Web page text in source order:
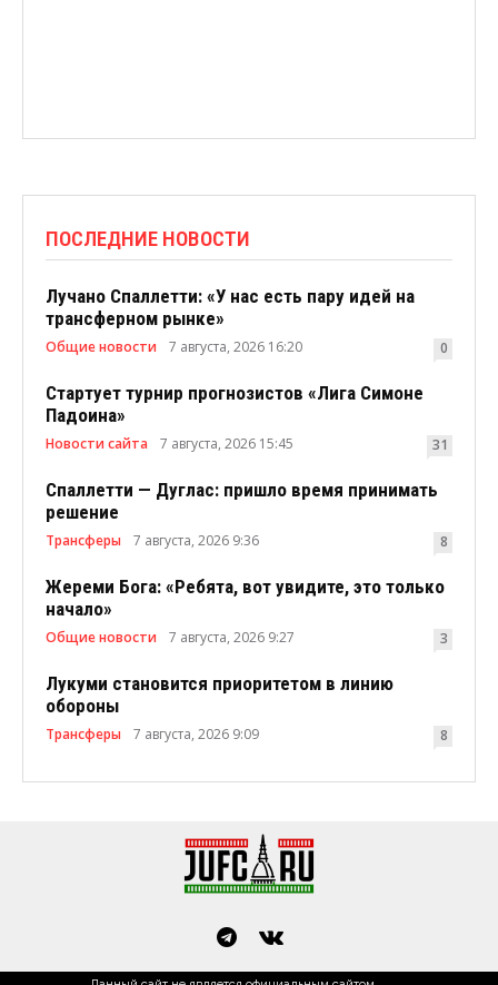
ПОСЛЕДНИЕ НОВОСТИ
Лучано Спаллетти: «У нас есть пару идей на
трансферном рынке»
Общие новости 7 августа, 2026 16:20 0
Стартует турнир прогнозистов «Лига Симоне
Падоина»
Новости сайта 7 августа, 2026 15:45 31
Спаллетти — Дуглас: пришло время принимать
решение
Трансферы 7 августа, 2026 9:36 8
Жереми Бога: «Ребята, вот увидите, это только
начало»
Общие новости 7 августа, 2026 9:27 3
Лукуми становится приоритетом в линию
обороны
Трансферы 7 августа, 2026 9:09 8